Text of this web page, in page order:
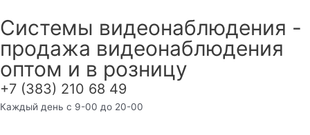
к
содержимому
Системы видеонаблюдения -
продажа видеонаблюдения
оптом и в розницу
+7 (383) 210 68 49
Каждый день с 9-00 до 20-00